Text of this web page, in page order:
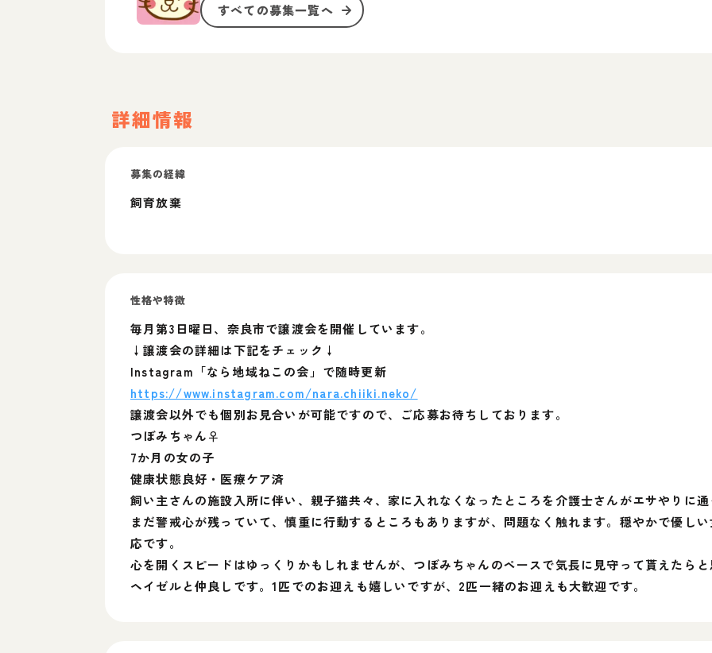
すべての募集一覧へ
詳細情報
募集の経緯
飼育放棄
性格や特徴
毎月第3日曜日、奈良市で譲渡会を開催しています。
↓譲渡会の詳細は下記をチェック↓
Instagram「なら地域ねこの会」で随時更新
https://www.instagram.com/nara.chiiki.neko/
譲渡会以外でも個別お見合いが可能ですので、ご応募お待ちしております。
つぼみちゃん♀
7か月の女の子
健康状態良好・医療ケア済
飼い主さんの施設入所に伴い、親子猫共々、家に入れなくなったところを介護士さんがエサやりに
まだ警戒心が残っていて、慎重に行動するところもありますが、問題なく触れます。穏やかで優し
応です。
心を開くスピードはゆっくりかもしれませんが、つぼみちゃんのペースで気長に見守って貰えたら
ヘイゼルと仲良しです。1匹でのお迎えも嬉しいですが、2匹一緒のお迎えも大歓迎です。